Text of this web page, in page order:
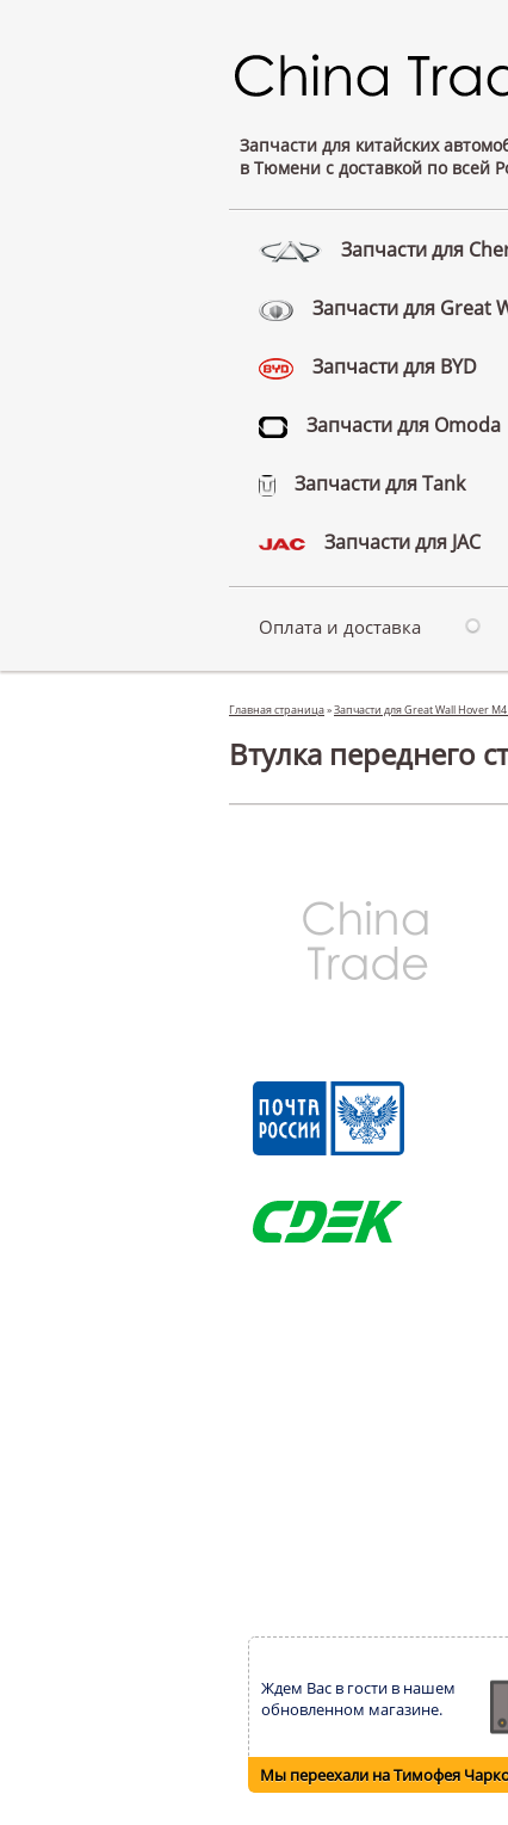
Запчасти для китайских
в Тюмени с доставкой по всей
Запчасти для
Запчасти для Great
Запчасти для BYD
Запчасти для Omoda
Запчасти для Tank
Запчасти для JAC
Оплата и доставка
Главная страница»Запчасти для Great Wall Hover M4
Втулка переднего
Ждем Вас в гости в нашем
обновленном магазине.
Мы переехали на Тимофея